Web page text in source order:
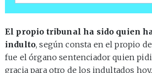
El propio tribunal ha sido quien
indulto, según consta en el propio
fue el órgano sentenciador quien
gracia para otro de los indultados